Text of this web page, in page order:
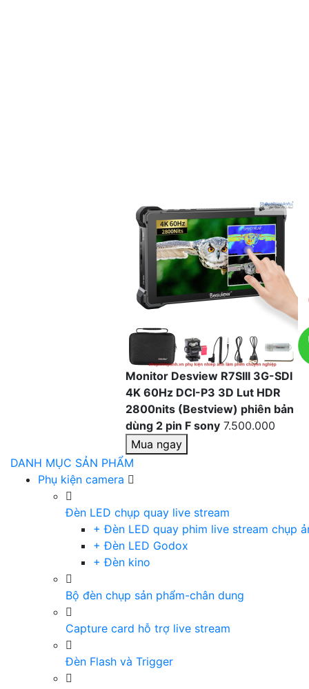
Monitor Desview R7SIII 3G-SDI
4K 60Hz DCI-P3 3D Lut HDR
2800nits (Bestview) phiên bản
dùng 2 pin F sony 7.500.000
Mua ngay
DANH MỤC SẢN PHẨM
Phụ kiện camera
Đèn LED chụp quay live stream
+ Đèn LED quay phim live stream chụp
+ Đèn LED Godox
+ Đèn kino
Bộ đèn chụp sản phẩm-chân dung
Capture card hỗ trợ live stream
Đèn Flash và Trigger